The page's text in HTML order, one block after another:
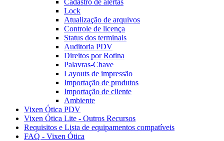
Cadastro de alertas
Lock
Atualização de arquivos
Controle de licença
Status dos terminais
Auditoria PDV
Direitos por Rotina
Palavras-Chave
Layouts de impressão
Importação de produtos
Importação de cliente
Ambiente
Vixen Ótica PDV
Vixen Ótica Lite - Outros Recursos
Requisitos e Lista de equipamentos compatíveis
FAQ - Vixen Ótica